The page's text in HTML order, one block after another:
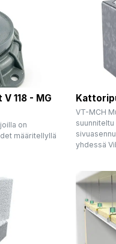
118 - MG
on
määritellyllä
VT-MCH
yhdessä